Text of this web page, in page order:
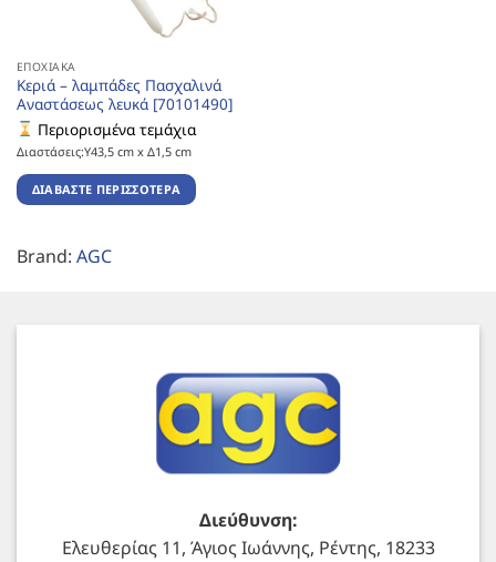
ΕΠΟΧΙΑΚΆ
Κεριά – λαμπάδες Πασχαλινά
Αναστάσεως λευκά [70101490]
Περιορισμένα τεμάχια
Διαστάσεις:Υ43,5 cm x Δ1,5 cm
ΔΙΑΒΆΣΤΕ ΠΕΡΙΣΣΌΤΕΡΑ
Brand: AGC
Διεύθυνση:
Ελευθερίας 11, Άγιος Ιωάννης, Ρέντης, 18233